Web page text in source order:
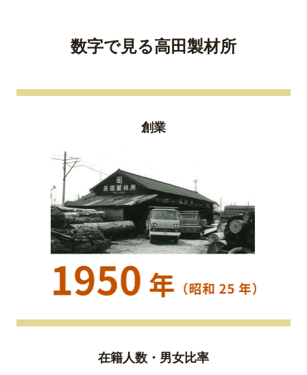
数字で見る高田製材所
創業
在籍人数・男女比率